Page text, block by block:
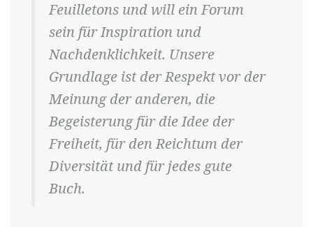
Feuilletons und will ein Forum
sein für Inspiration und
Nachdenklichkeit. Unsere
Grundlage ist der Respekt vor der
Meinung der anderen, die
Begeisterung für die Idee der
Freiheit, für den Reichtum der
Diversität und für jedes gute
Buch.